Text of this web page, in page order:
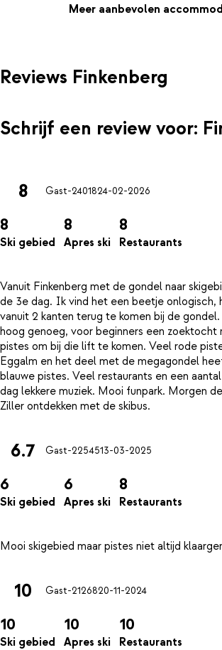
Meer aanbevolen
Reviews Finkenberg
Schrijf een review voor:
8 Gast-2401824-02-2026
8
Ski gebied
8
Apres ski
8
Restaurants
Vanuit Finkenberg met de gondel naar
de 3e dag. Ik vind het een beetje onlogisch,
vanuit 2 kanten terug te komen bij de
hoog genoeg, voor beginners een zoektocht
pistes om bij die lift te komen. Veel rode
Eggalm en het deel met de megagondel
blauwe pistes. Veel restaurants en een
dag lekkere muziek. Mooi funpark. Morgen
6.7 Gast-2254513-03-2025
6
Ski gebied
6
Apres ski
8
Restaurants
10 Gast-2126820-11-2024
10
Ski gebied
10
Apres ski
10
Restaurants